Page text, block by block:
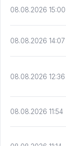
08.08.2026 15:00
08.08.2026 14:07
08.08.2026 12:36
08.08.2026 11:54